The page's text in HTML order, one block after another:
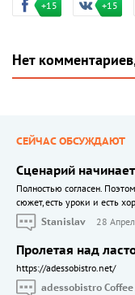
+15 +15
Нет
СЕЙЧАС ОБСУЖДАЮТ
Сценарий
Полностью согласен.
сюжет, есть уроки и есть
Stanislav
28
Пролетая над
https://adessobistro.net/
adessobistro Coffee